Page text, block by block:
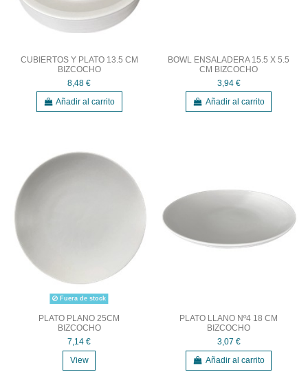
CUBIERTOS Y PLATO 13.5 CM
BIZCOCHO
8,48 €
Añadir al carrito
BOWL ENSALADERA 15.5 X 5.5
CM BIZCOCHO
3,94 €
Añadir al carrito
Fuera de stock
PLATO PLANO 25CM
BIZCOCHO
7,14 €
View
PLATO LLANO Nº4 18 CM
BIZCOCHO
3,07 €
Añadir al carrito